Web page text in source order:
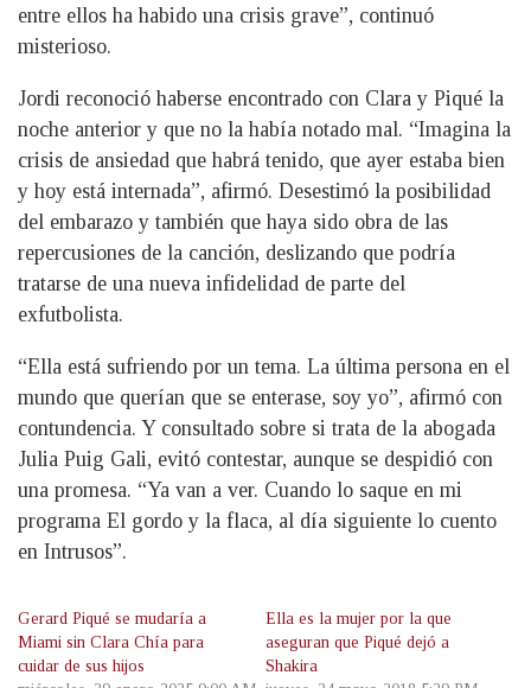
entre ellos ha habido una crisis grave”, continuó
misterioso.
Jordi reconoció haberse encontrado con Clara y Piqué la
noche anterior y que no la había notado mal. “Imagina la
crisis de ansiedad que habrá tenido, que ayer estaba bien
y hoy está internada”, afirmó. Desestimó la posibilidad
del embarazo y también que haya sido obra de las
repercusiones de la canción, deslizando que podría
tratarse de una nueva infidelidad de parte del
exfutbolista.
“Ella está sufriendo por un tema. La última persona en el
mundo que querían que se enterase, soy yo”, afirmó con
contundencia. Y consultado sobre si trata de la abogada
Julia Puig Gali, evitó contestar, aunque se despidió con
una promesa. “Ya van a ver. Cuando lo saque en mi
programa El gordo y la flaca, al día siguiente lo cuento
en Intrusos”.
Gerard Piqué se mudaría a
Miami sin Clara Chía para
cuidar de sus hijos
Ella es la mujer por la que
aseguran que Piqué dejó a
Shakira